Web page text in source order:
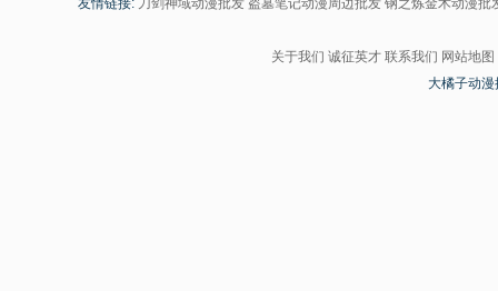
友情链接: 刀剑神域动漫批发 盗墓笔记动漫周边批发 钢之炼金术动漫批
关于我们 诚征英才 联系我们 网站地图
大橘子动